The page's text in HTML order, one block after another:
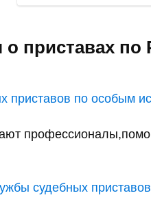
приставах по
приставов по особым
судебных приставов